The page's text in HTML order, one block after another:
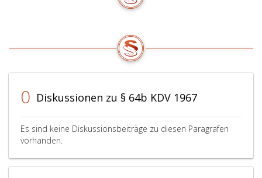
0 Diskussionen zu § 64b KDV 1967
Es sind keine Diskussionsbeiträge zu diesen Paragrafen
vorhanden.